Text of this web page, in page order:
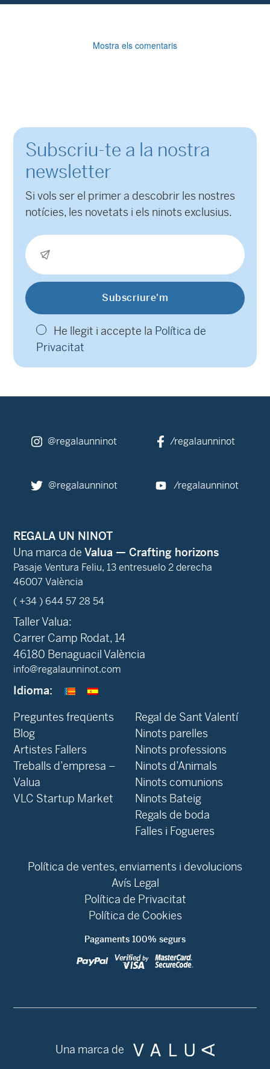
Mostra els comentaris
Subscriu-te a la nostra
newsletter
Si vols ser el primer a descobrir les nostres
notícies, les novetats i els ninots exclusius.
He llegit i accepte la Política de
Privacitat
@regalaunninot /regalaunninot
@regalaunninot /regalaunninot
REGALA UN NINOT
Una marca de Valua — Crafting horizons
Pasaje Ventura Feliu, 13 entresuelo 2 derecha
46007 València
( +34 ) 644 57 28 54
Taller Valua:
Carrer Camp Rodat, 14
46180 Benaguacil València
info@regalaunninot.com
Idioma:
Preguntes freqüents
Blog
‍Artistes Fallers
Treballs d’empresa –
Valua
VLC Startup Market
Regal de Sant Valentí
Ninots parelles
Ninots professions
Ninots d’Animals
Ninots comunions
Ninots Bateig
Regals de boda
Falles i Fogueres
Política de ventes, enviaments i devolucions
Avís Legal
Política de Privacitat
Política de Cookies
Pagaments 100% segurs
Una marca de